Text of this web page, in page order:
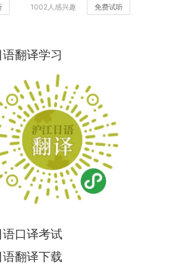
1002人感兴趣 免费试听
语翻译学习
语口译考试
语翻译下载